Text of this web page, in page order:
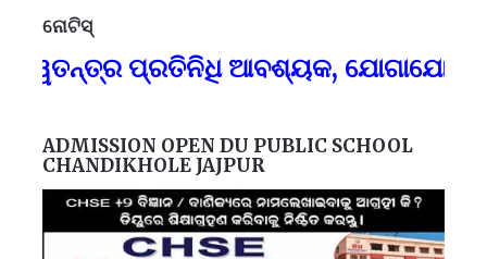
ନୋଟିସ୍
ପ୍ରତିନିଧି ଆବଶ୍ୟକ, ଯୋଗାଯୋଗ-
ADMISSION OPEN DU PUBLIC SCHOOL
CHANDIKHOLE JAJPUR